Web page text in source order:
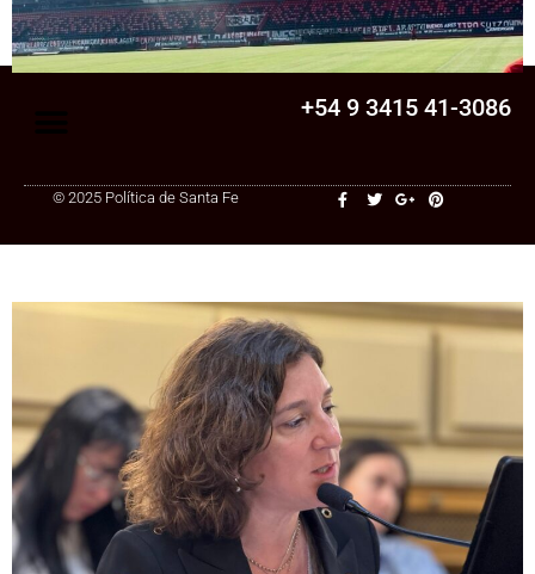
cambia?
+54 9 3415 41-3086
© 2025 Política de Santa Fe